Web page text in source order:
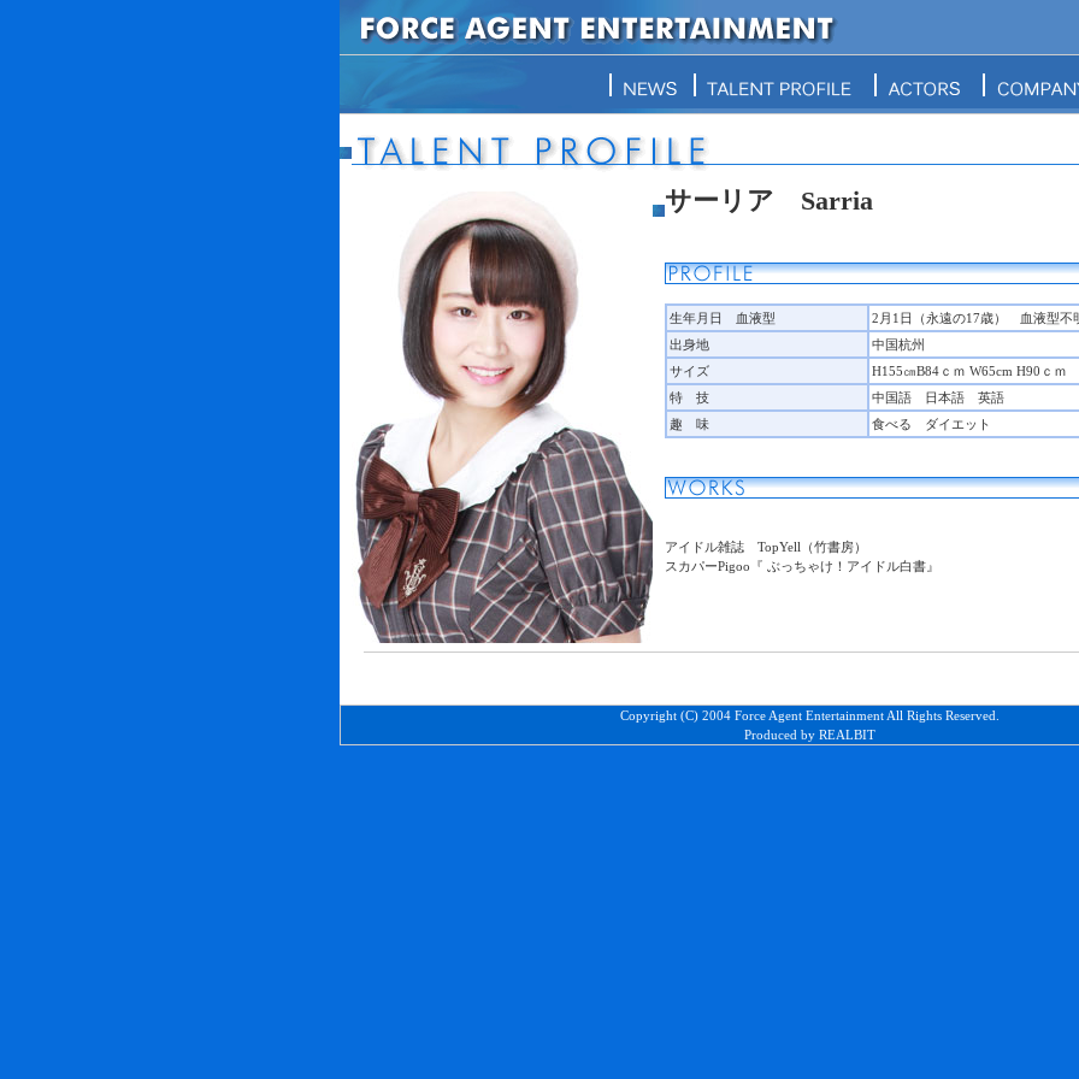
サーリア Sarria
生年月日 血液型
2月1日（永遠の17歳） 血液型不
出身地
中国杭州
サイズ
H155㎝B84ｃｍ W65cm H90ｃｍ
特 技
中国語 日本語 英語
趣 味
食べる ダイエット
アイドル雑誌 TopYell（竹書房）
スカパーPigoo『 ぶっちゃけ！アイドル白書』
Copyright (C) 2004 Force Agent Entertainment All Rights Reserved.
Produced by REALBIT